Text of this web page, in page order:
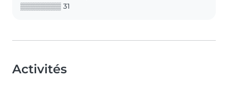
▒▒▒▒▒▒▒▒ 31
Activités